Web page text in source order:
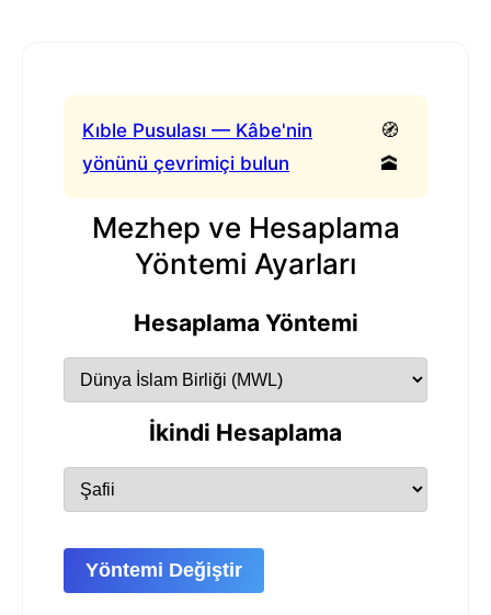
Kıble Pusulası — Kâbe'nin
yönünü çevrimiçi bulun
🧭
🕋
Mezhep ve Hesaplama
Yöntemi Ayarları
Hesaplama Yöntemi
İkindi Hesaplama
Yöntemi Değiştir